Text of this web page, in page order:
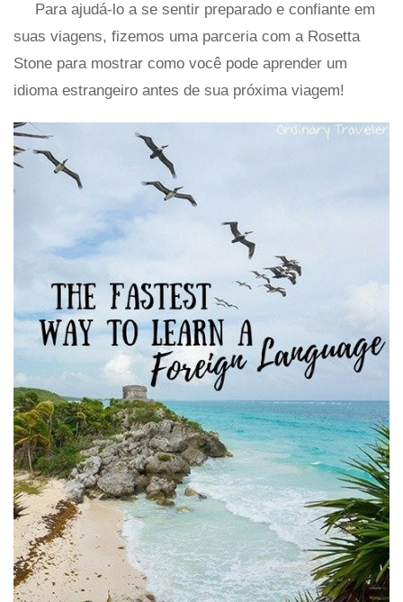
Para ajudá-lo a se sentir preparado e confiante em
suas viagens, fizemos uma parceria com a Rosetta
Stone para mostrar como você pode aprender um
idioma estrangeiro antes de sua próxima viagem!